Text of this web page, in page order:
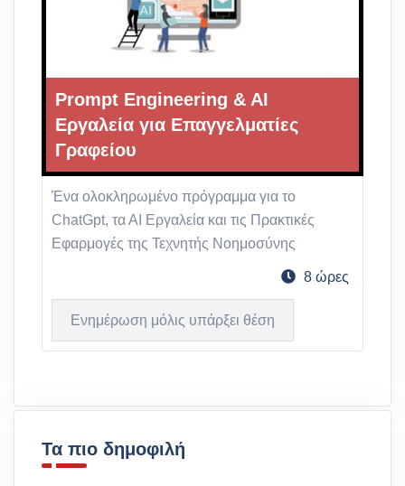
Prompt Engineering & AI
Εργαλεία για Επαγγελματίες
Γραφείου
Ένα ολοκληρωμένο πρόγραμμα για το
ChatGpt, τα ΑΙ Εργαλεία και τις Πρακτικές
Εφαρμογές της Τεχνητής Νοημοσύνης
8 ώρες
Ενημέρωση μόλις υπάρξει θέση
Τα πιο δημοφιλή